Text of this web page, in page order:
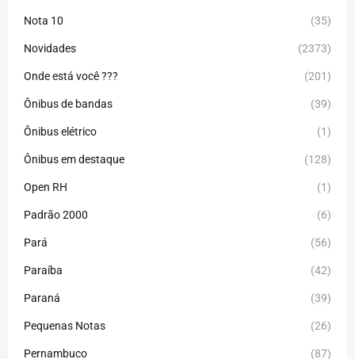
Nota 10 (35)
Novidades (2373)
Onde está você ??? (201)
Ônibus de bandas (39)
Ônibus elétrico (1)
Ônibus em destaque (128)
Open RH (1)
Padrão 2000 (6)
Pará (56)
Paraíba (42)
Paraná (39)
Pequenas Notas (26)
Pernambuco (87)